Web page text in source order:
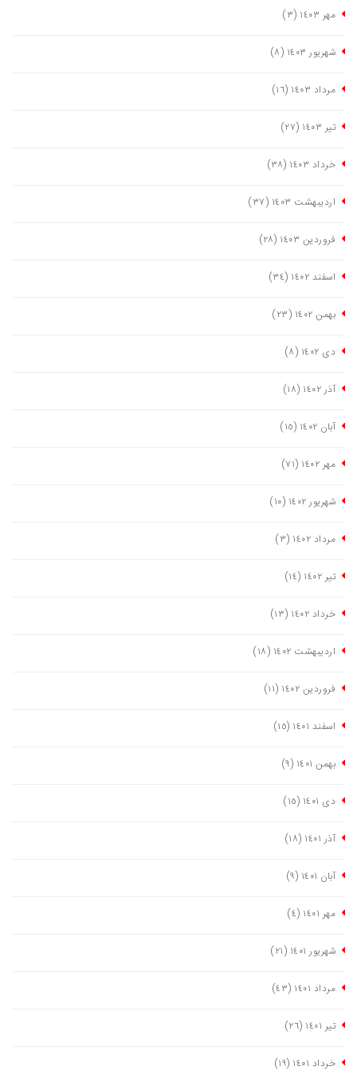
مهر ١٤٠٣ (٣)
شهریور ١٤٠٣ (٨)
مرداد ١٤٠٣ (١٦)
تیر ١٤٠٣ (٢٧)
خرداد ١٤٠٣ (٣٨)
اردیبهشت ١٤٠٣ (٣٧)
فروردین ١٤٠٣ (٢٨)
اسفند ١٤٠٢ (٣٤)
بهمن ١٤٠٢ (٢٣)
دی ١٤٠٢ (٨)
آذر ١٤٠٢ (١٨)
آبان ١٤٠٢ (١٥)
مهر ١٤٠٢ (٧١)
شهریور ١٤٠٢ (١٠)
مرداد ١٤٠٢ (٣)
تیر ١٤٠٢ (١٤)
خرداد ١٤٠٢ (١٣)
اردیبهشت ١٤٠٢ (١٨)
فروردین ١٤٠٢ (١١)
اسفند ١٤٠١ (١٥)
بهمن ١٤٠١ (٩)
دی ١٤٠١ (١٥)
آذر ١٤٠١ (١٨)
آبان ١٤٠١ (٩)
مهر ١٤٠١ (٤)
شهریور ١٤٠١ (٢١)
مرداد ١٤٠١ (٤٣)
تیر ١٤٠١ (٢٦)
خرداد ١٤٠١ (١٩)